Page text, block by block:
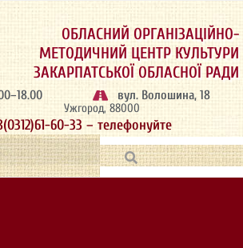
ОБЛАСНИЙ ОРГАНІЗАЦІЙНО-
МЕТОДИЧНИЙ ЦЕНТР КУЛЬТУРИ
ЗАКАРПАТСЬКОЇ ОБЛАСНОЇ РАДИ
вул. Волошина, 18
Ужгород, 88000
60-33 – телефонуйте